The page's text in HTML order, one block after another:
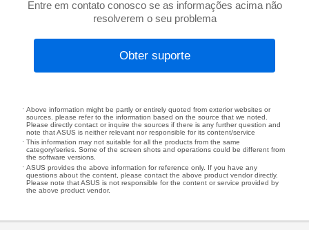
Entre em contato conosco se as informações acima não
resolverem o seu problema
Obter suporte
Above information might be partly or entirely quoted from exterior websites or
sources. please refer to the information based on the source that we noted.
Please directly contact or inquire the sources if there is any further question and
note that ASUS is neither relevant nor responsible for its content/service
This information may not suitable for all the products from the same
category/series. Some of the screen shots and operations could be different from
the software versions.
ASUS provides the above information for reference only. If you have any
questions about the content, please contact the above product vendor directly.
Please note that ASUS is not responsible for the content or service provided by
the above product vendor.